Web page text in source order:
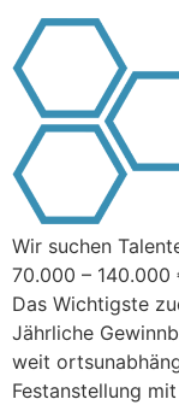
Wir suchen
70.000 –
Das Wichtigste
Jährliche
weit
Festanstellung